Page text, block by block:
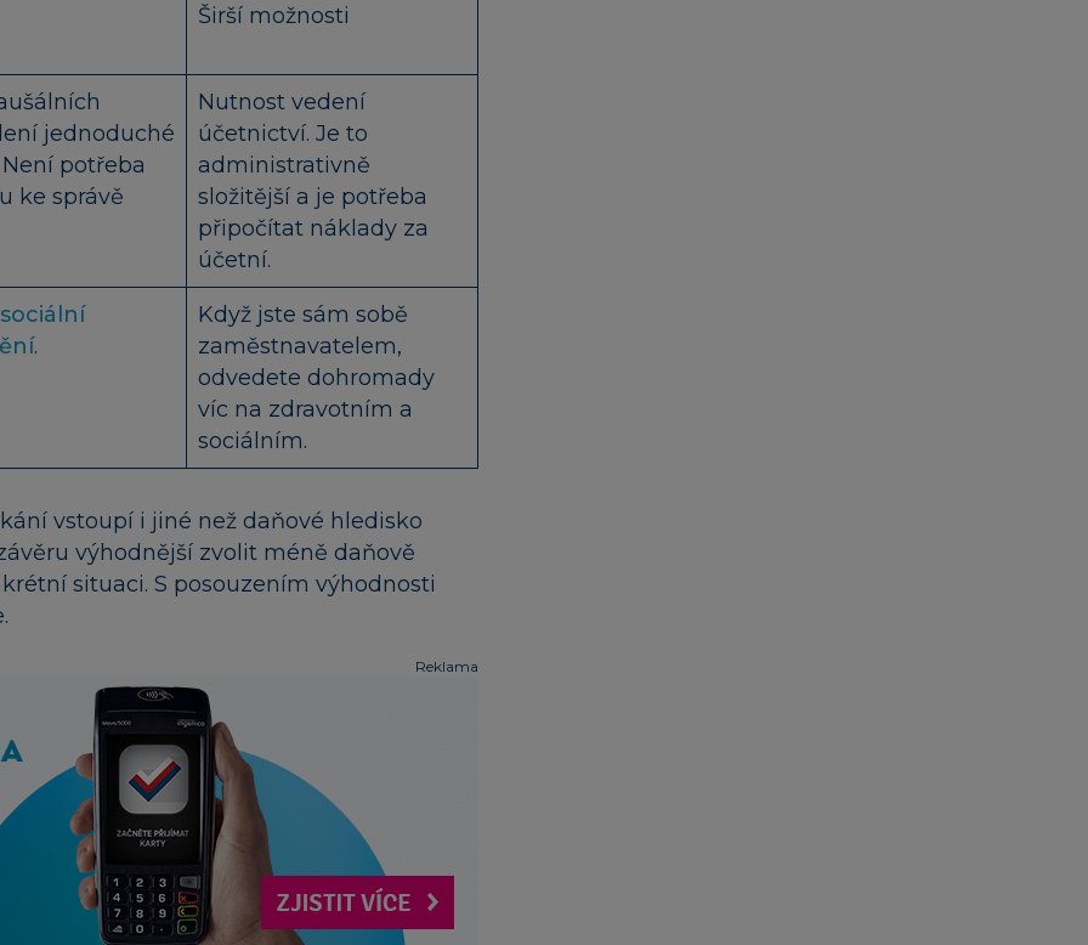
Širší možnosti
jednoduché
potřeba
ke správě
Nutnost vedení
účetnictví. Je to
administrativně
složitější a je potřeba
připočítat náklady za
účetní.
sociální
.
Když jste sám sobě
zaměstnavatelem,
odvedete dohromady
víc na zdravotním a
sociálním.
vstoupí i jiné než daňové hledisko
výhodnější zvolit méně daňově
situaci. S posouzením výhodnosti
Reklama